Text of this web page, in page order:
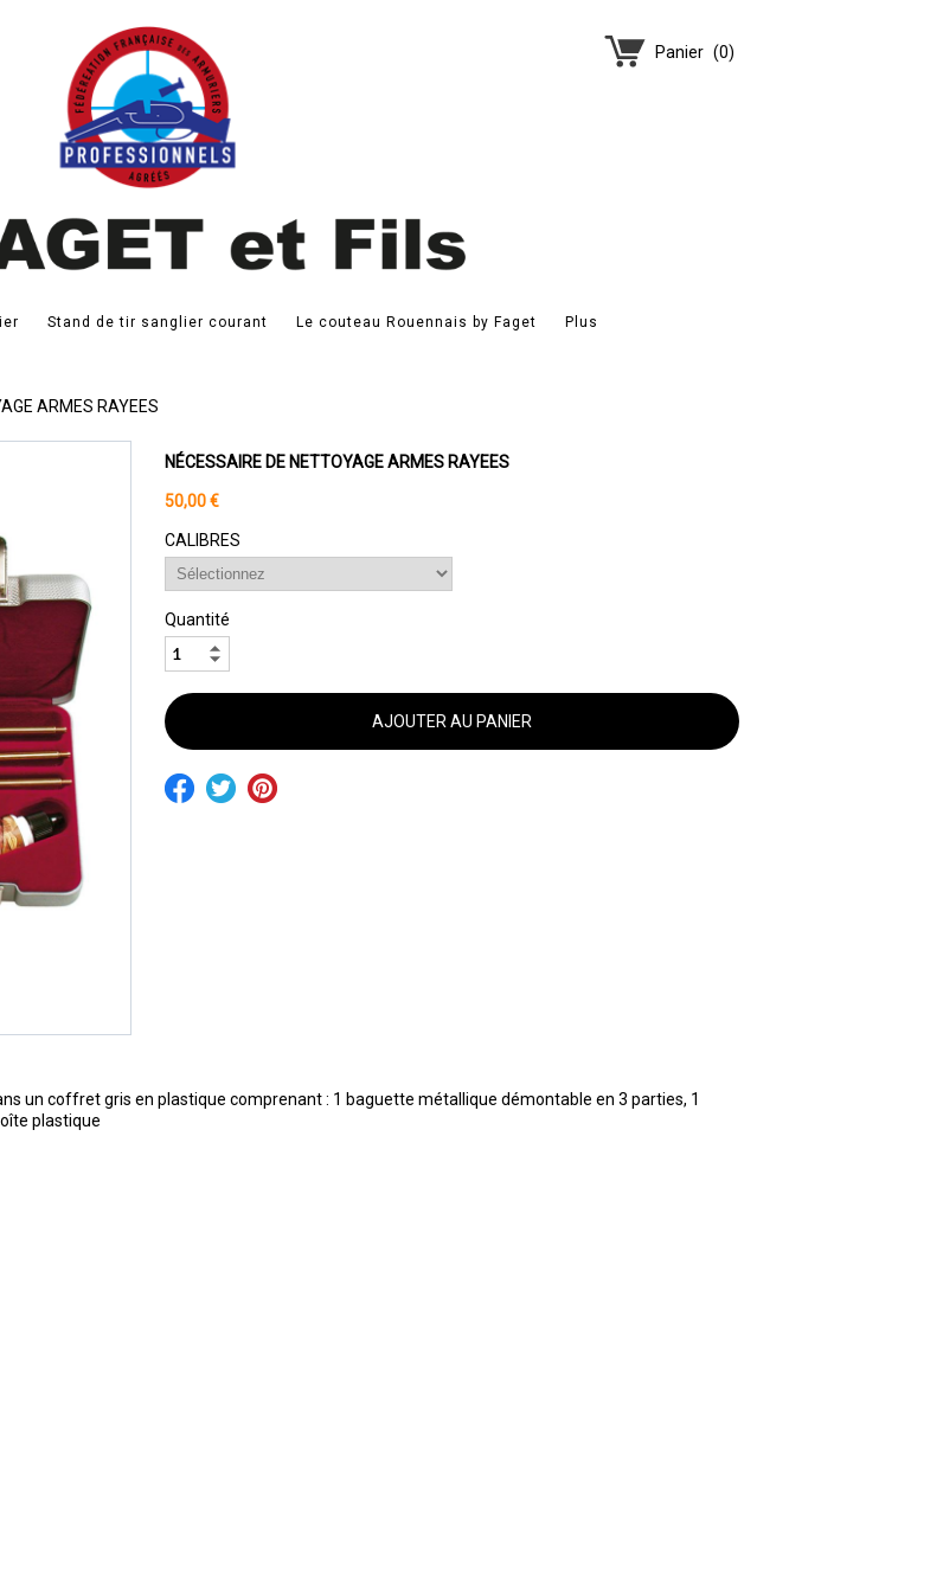
Panier (0)
Stand de tir sanglier courant Le couteau Rouennais by Faget Plus
ARMES RAYEES
NÉCESSAIRE DE NETTOYAGE ARMES RAYEES
50,00 €
CALIBRES
Quantité
un coffret gris en plastique comprenant : 1 baguette métallique démontable en 3 parties, 1
plastique